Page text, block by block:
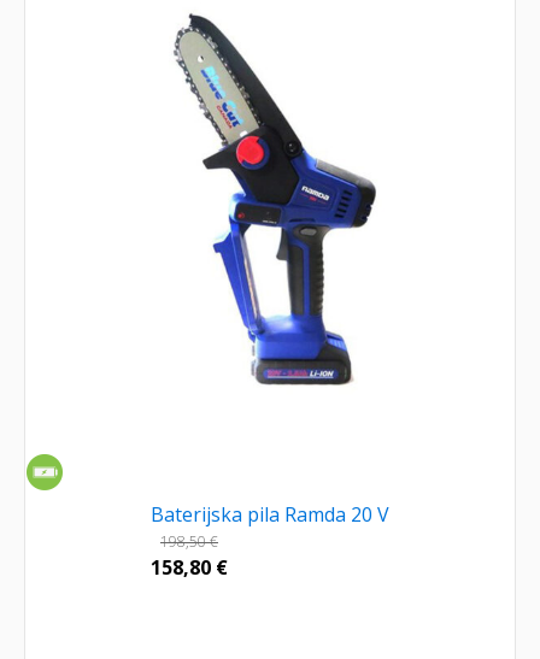
Baterijska pila Ramda 20 V
198,50€
158,80 €